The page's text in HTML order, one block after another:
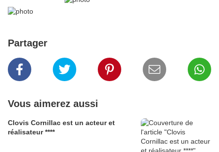
Partager
Vous aimerez aussi
Clovis Cornillac est un acteur et
réalisateur ****